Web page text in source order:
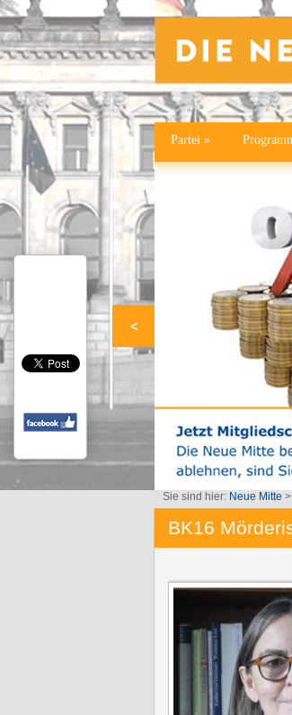
Partei »
4 5 6 7
Sie sind hier: Neue Mitte >
BK16